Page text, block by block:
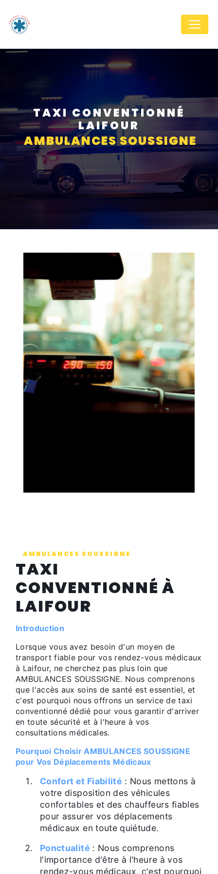
TAXI CONVENTIONNÉ
LAIFOUR
AMBULANCES SOUSSIGNE
AMBULANCES SOUSSIGNE
TAXI
CONVENTIONNÉ À
LAIFOUR
Introduction
Lorsque vous avez besoin d'un moyen de
transport fiable pour vos rendez-vous médicaux
à Laifour, ne cherchez pas plus loin que
AMBULANCES SOUSSIGNE. Nous comprenons
que l'accès aux soins de santé est essentiel, et
c'est pourquoi nous offrons un service de taxi
conventionné dédié pour vous garantir d'arriver
en toute sécurité et à l'heure à vos
consultations médicales.
Pourquoi Choisir AMBULANCES SOUSSIGNE
pour Vos Déplacements Médicaux
Confort et Fiabilité : Nous mettons à
votre disposition des véhicules
confortables et des chauffeurs fiables
pour assurer vos déplacements
médicaux en toute quiétude.
Ponctualité : Nous comprenons
l'importance d'être à l'heure à vos
rendez-vous médicaux, c'est pourquoi